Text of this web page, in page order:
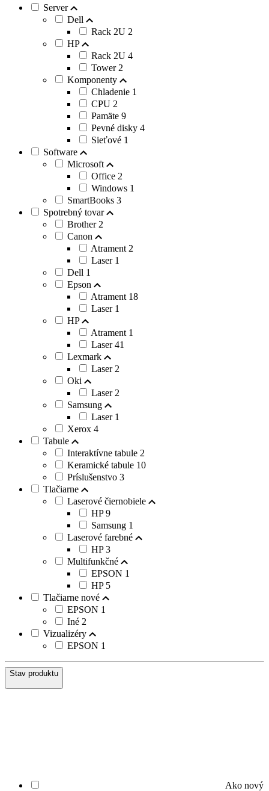
Server
Dell
Rack 2U 2
HP
Rack 2U 4
Tower 2
Komponenty
Chladenie 1
CPU 2
Pamäte 9
Pevné disky 4
Sieťové 1
Software
Microsoft
Office 2
Windows 1
SmartBooks 3
Spotrebný tovar
Brother 2
Canon
Atrament 2
Laser 1
Dell 1
Epson
Atrament 18
Laser 1
HP
Atrament 1
Laser 41
Lexmark
Laser 2
Oki
Laser 2
Samsung
Laser 1
Xerox 4
Tabule
Interaktívne tabule 2
Keramické tabule 10
Príslušenstvo 3
Tlačiarne
Laserové čiernobiele
HP 9
Samsung 1
Laserové farebné
HP 3
Multifunkčné
EPSON 1
HP 5
Tlačiarne nové
EPSON 1
Iné 2
Vizualizéry
EPSON 1
Stav produktu
Ako nový